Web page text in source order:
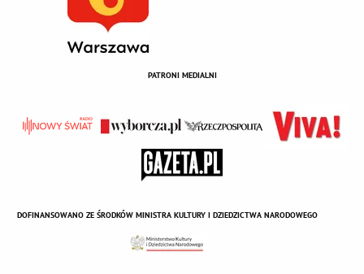
PATRONI MEDIALNI
DOFINANSOWANO ZE ŚRODKÓW MINISTRA KULTURY I DZIEDZICTWA NARODOWEGO